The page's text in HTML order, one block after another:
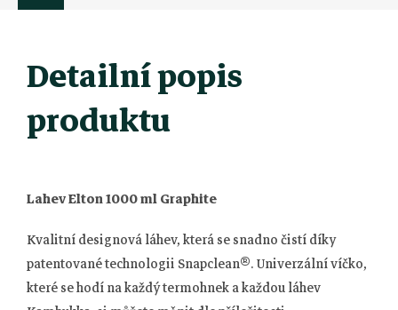
Detailní popis
produktu
Lahev Elton 1000 ml Graphite
Kvalitní designová láhev, která se snadno čistí díky
patentované technologii Snapclean®. Univerzální víčko,
které se hodí na každý termohnek a každou láhev